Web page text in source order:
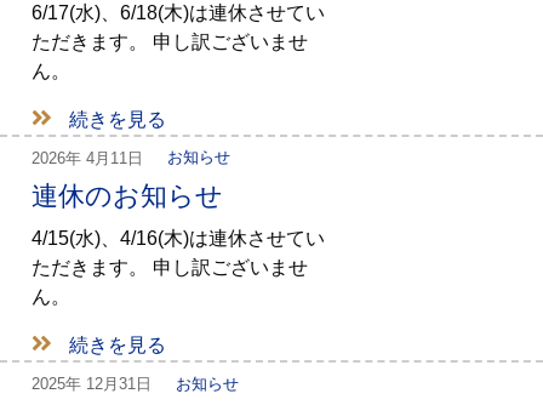
6/17(水)、6/18(木)は連休させてい
ただきます。 申し訳ございませ
ん。
続きを見る
2026年 4月11日 お知らせ
連休のお知らせ
4/15(水)、4/16(木)は連休させてい
ただきます。 申し訳ございませ
ん。
続きを見る
2025年 12月31日 お知らせ